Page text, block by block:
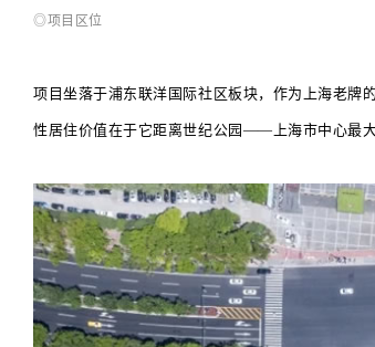
◎项目区位
项目坐落于浦东联洋国际社区板块，作为上海老牌
性居住价值在于它距离世纪公园——上海市中心最